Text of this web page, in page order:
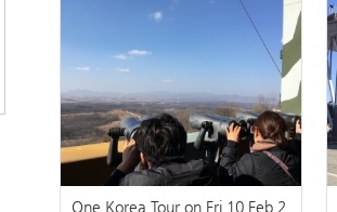
One Korea Tour on Fri,10,Feb 2